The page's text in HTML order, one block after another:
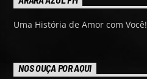
Uma História de Amor com Você!
NOS OUÇA POR AQUI